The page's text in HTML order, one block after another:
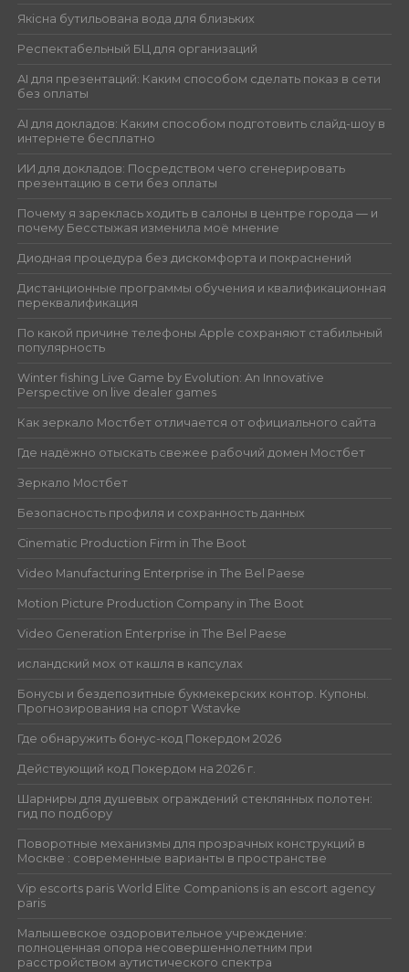
Якісна бутильована вода для близьких
Респектабельный БЦ для организаций
AI для презентаций: Каким способом сделать показ в сети
без оплаты
AI для докладов: Каким способом подготовить слайд-шоу в
интернете бесплатно
ИИ для докладов: Посредством чего сгенерировать
презентацию в сети без оплаты
Почему я зареклась ходить в салоны в центре города — и
почему Бесстыжая изменила моё мнение
Диодная процедура без дискомфорта и покраснений
Дистанционные программы обучения и квалификационная
переквалификация
По какой причине телефоны Apple сохраняют стабильный
популярность
Winter fishing Live Game by Evolution: An Innovative
Perspective on live dealer games
Как зеркало Мостбет отличается от официального сайта
Где надёжно отыскать свежее рабочий домен Мостбет
Зеркало Мостбет
Безопасность профиля и сохранность данных
Cinematic Production Firm in The Boot
Video Manufacturing Enterprise in The Bel Paese
Motion Picture Production Company in The Boot
Video Generation Enterprise in The Bel Paese
исландский мох от кашля в капсулах
Бонусы и бездепозитные букмекерских контор. Купоны.
Прогнозирования на спорт Wstavke
Где обнаружить бонус-код Покердом 2026
Действующий код Покердом на 2026 г.
Шарниры для душевых ограждений стеклянных полотен:
гид по подбору
Поворотные механизмы для прозрачных конструкций в
Москве : современные варианты в пространстве
Vip escorts paris World Elite Companions is an escort agency
paris
Малышевское оздоровительное учреждение:
полноценная опора несовершеннолетним при
расстройством аутистического спектра